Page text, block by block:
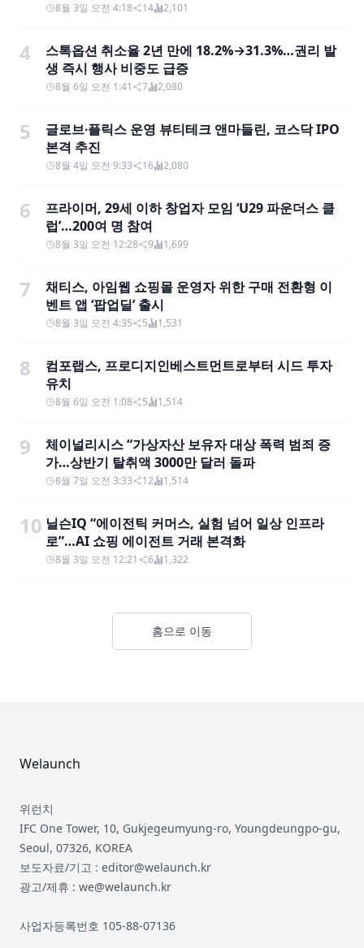
8월 3일 오전 4:18 14 2,101
4
스톡옵션 취소율 2년 만에 18.2%→31.3%…권리 발
생 즉시 행사 비중도 급증
8월 6일 오전 1:41 7 2,080
5
글로브∙플릭스 운영 뷰티테크 앤마들린, 코스닥 IPO
본격 추진
8월 4일 오전 9:33 16 2,080
6
프라이머, 29세 이하 창업자 모임 ‘U29 파운더스 클
럽’…200여 명 참여
8월 3일 오전 12:28 9 1,699
7
채티스, 아임웹 쇼핑몰 운영자 위한 구매 전환형 이
벤트 앱 ‘팝업딜’ 출시
8월 3일 오전 4:35 5 1,531
8
컴포랩스, 프로디지인베스트먼트로부터 시드 투자
유치
8월 6일 오전 1:08 5 1,514
9
체이널리시스 “가상자산 보유자 대상 폭력 범죄 증
가…상반기 탈취액 3000만 달러 돌파
8월 7일 오전 3:33 12 1,514
10 닐슨IQ “에이전틱 커머스, 실험 넘어 일상 인프라
로”…AI 쇼핑 에이전트 거래 본격화
8월 3일 오전 12:21 6 1,322
홈으로 이동
Welaunch
위런치
IFC One Tower, 10, Gukjegeumyung-ro, Youngdeungpo-gu,
Seoul, 07326, KOREA
보도자료/기고 : editor@welaunch.kr
광고/제휴 : we@welaunch.kr
사업자등록번호 105-88-07136